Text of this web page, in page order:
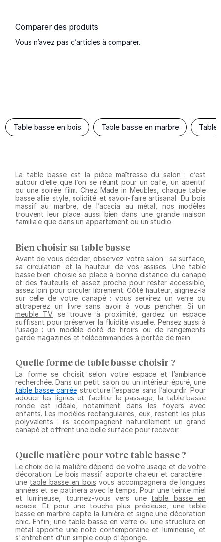
Table basse en bois Table basse en marbre Table
Comparer des produits
Vous n’avez pas d’articles à comparer.
La table basse est la pièce maîtresse dusalon : c’est
autour d’elle que l’on se réunit pour un café, un apéritif
ou une soirée film. Chez Made in Meubles, chaque table
basse allie style, solidité et savoir-faire artisanal. Du bois
massif au marbre, de l’acacia au métal, nos modèles
trouvent leur place aussi bien dans une grande maison
familiale que dans un appartement ou un studio.
Bien choisir sa table basse
Avant de vous décider, observez votre salon : sa surface,
sa circulation et la hauteur de vos assises. Une table
basse bien choisie se place à bonne distance ducanapé
et des fauteuils et assez proche pour rester accessible,
assez loin pour circuler librement. Côté hauteur, alignez-la
sur celle de votre canapé : vous servirez un verre ou
attraperez un livre sans avoir à vous pencher. Si un
meuble TV se trouve à proximité, gardez un espace
suffisant pour préserver la fluidité visuelle. Pensez aussi à
l’usage : un modèle doté de tiroirs ou de rangements
garde magazines et télécommandes à portée de main.
Quelle forme de table basse choisir ?
La forme se choisit selon votre espace et l’ambiance
recherchée. Dans un petit salon ou un intérieur épuré, une
table basse carrée structure l’espace sans l’alourdir. Pour
adoucir les lignes et faciliter le passage, la table basse
rondeest idéale, notamment dans les foyers avec
enfants. Les modèles rectangulaires, eux, restent les plus
polyvalents : ils accompagnent naturellement un grand
canapé et offrent une belle surface pour recevoir.
Quelle matière pour votre table basse ?
Le choix de la matière dépend de votre usage et de votre
décoration. Le bois massif apporte chaleur et caractère :
une table basse en bois vous accompagnera de longues
années et se patinera avec le temps. Pour une teinte miel
et lumineuse, tournez-vous vers une table basse en
acacia. Et pour une touche plus précieuse, une table
basse en marbre capte la lumière et signe une décoration
chic. Enfin, une table basse en verreou une structure en
métal apporte une note contemporaine et lumineuse, et
s'entretient d'un simple coup d'éponge.